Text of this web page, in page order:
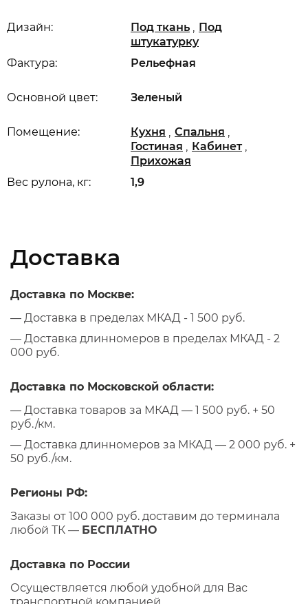
Вес рулона, кг: 1,9
Основной цвет: Зеленый
Дизайн: Под ткань , Под
штукатурку
Помещение: Кухня , Спальня ,
Гостиная , Кабинет ,
Прихожая
Фактура: Рельефная
Доставка
Доставка по Москве:
— Доставка в пределах МКАД - 1 500 руб.
— Доставка длинномеров в пределах МКАД - 2
000 руб.
Доставка по Московской области:
— Доставка товаров за МКАД — 1 500 руб. + 50
руб./км.
— Доставка длинномеров за МКАД — 2 000 руб. +
50 руб./км.
Регионы РФ:
Заказы от 100 000 руб. доставим до терминала
любой ТК — БЕСПЛАТНО
Доставка по России
Осуществляется любой удобной для Вас